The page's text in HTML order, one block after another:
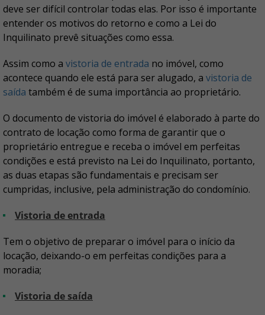
deve ser difícil controlar todas elas. Por isso é importante
entender os motivos do retorno e como a Lei do
Inquilinato prevê situações como essa.
Assim como a vistoria de entrada no imóvel, como
acontece quando ele está para ser alugado, a vistoria de
saída também é de suma importância ao proprietário.
O documento de vistoria do imóvel é elaborado à parte do
contrato de locação como forma de garantir que o
proprietário entregue e receba o imóvel em perfeitas
condições e está previsto na Lei do Inquilinato, portanto,
as duas etapas são fundamentais e precisam ser
cumpridas, inclusive, pela administração do condomínio.
Vistoria de entrada
Tem o objetivo de preparar o imóvel para o início da
locação, deixando-o em perfeitas condições para a
moradia;
Vistoria de saída